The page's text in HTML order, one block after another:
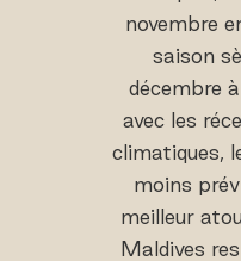
novembre
saison
décembre
avec les
climatiques,
moins
meilleur
Maldives